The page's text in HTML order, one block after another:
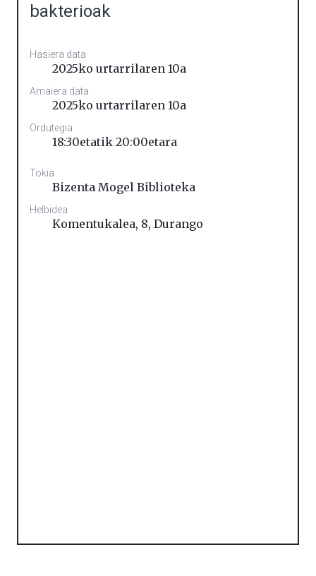
bakterioak
Hasiera data
2025ko urtarrilaren 10a
Amaiera data
2025ko urtarrilaren 10a
Ordutegia
18:30etatik 20:00etara
Tokia
Bizenta Mogel Biblioteka
Helbidea
Komentukalea, 8, Durango